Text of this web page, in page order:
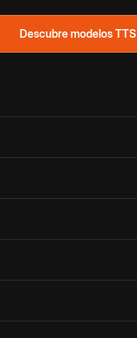
Descubre modelos TTS